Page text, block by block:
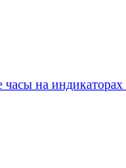
часы на